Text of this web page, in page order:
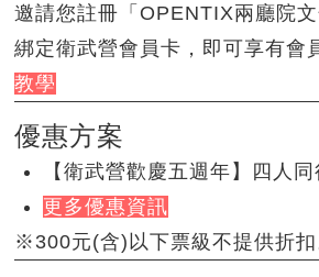
邀請您註冊「OPENTIX兩廳院
綁定衛武營會員卡，即可享有會
教學
優惠方案
【衛武營歡慶五週年】四人
更多優惠資訊
※300元(含)以下票級不提供折扣